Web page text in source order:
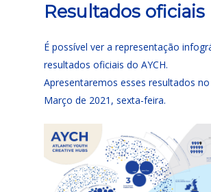
Resultados oficiais
É possível ver a representação
resultados oficiais do AYCH.
Apresentaremos esses resultados
Março de 2021, sexta-feira.